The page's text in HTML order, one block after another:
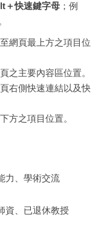
＋快速鍵字母 ；例
網頁最上方之項目位
之主要內容區位置。
右側快速連結以及快
方之項目位置。
力、學術交流
資、已退休教授